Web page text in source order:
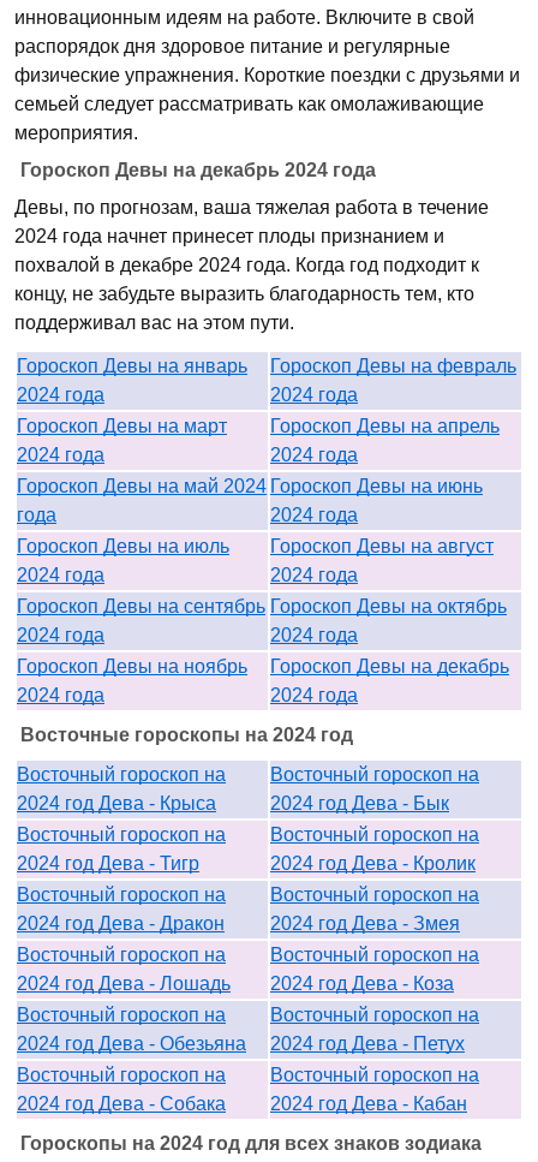
инновационным идеям на работе. Включите в свой
распорядок дня здоровое питание и регулярные
физические упражнения. Короткие поездки с друзьями и
семьей следует рассматривать как омолаживающие
мероприятия.
Гороскоп Девы на декабрь 2024 года
Девы, по прогнозам, ваша тяжелая работа в течение
2024 года начнет принесет плоды признанием и
похвалой в декабре 2024 года. Когда год подходит к
концу, не забудьте выразить благодарность тем, кто
поддерживал вас на этом пути.
Гороскоп Девы на январь
2024 года
Гороскоп Девы на февраль
2024 года
Гороскоп Девы на март
2024 года
Гороскоп Девы на апрель
2024 года
Гороскоп Девы на май 2024
года
Гороскоп Девы на июнь
2024 года
Гороскоп Девы на июль
2024 года
Гороскоп Девы на август
2024 года
Гороскоп Девы на сентябрь
2024 года
Гороскоп Девы на октябрь
2024 года
Гороскоп Девы на ноябрь
2024 года
Гороскоп Девы на декабрь
2024 года
Восточные гороскопы на 2024 год
Восточный гороскоп на
2024 год Дева - Крыса
Восточный гороскоп на
2024 год Дева - Бык
Восточный гороскоп на
2024 год Дева - Тигр
Восточный гороскоп на
2024 год Дева - Кролик
Восточный гороскоп на
2024 год Дева - Дракон
Восточный гороскоп на
2024 год Дева - Змея
Восточный гороскоп на
2024 год Дева - Лошадь
Восточный гороскоп на
2024 год Дева - Коза
Восточный гороскоп на
2024 год Дева - Обезьяна
Восточный гороскоп на
2024 год Дева - Петух
Восточный гороскоп на
2024 год Дева - Собака
Восточный гороскоп на
2024 год Дева - Кабан
Гороскопы на 2024 год для всех знаков зодиака